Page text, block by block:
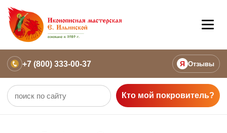
+7 (800) 333-00-37 Я Отзывы
Кто мой покровитель?